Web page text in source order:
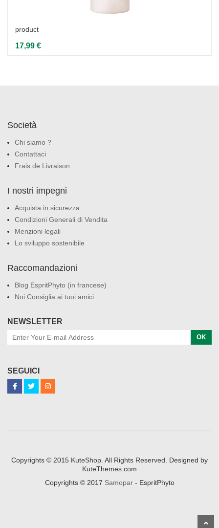
product
17,99 €
Società
Chi siamo ?
Contattaci
Frais de Livraison
I nostri impegni
Acquista in sicurezza
Condizioni Generali di Vendita
Menzioni legali
Lo sviluppo sostenibile
Raccomandazioni
Blog EspritPhyto (in francese)
Noi Consiglia ai tuoi amici
NEWSLETTER
OK
SEGUICI
Copyrights © 2015 KuteShop. All Rights Reserved. Designed by
KuteThemes.com
Copyrights © 2017 Samopar- EspritPhyto